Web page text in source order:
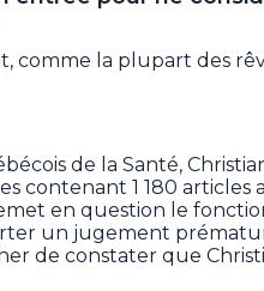
comme la plupart des
de la Santé,
contenant 1 180 articles
en question le
un jugement
de constater que